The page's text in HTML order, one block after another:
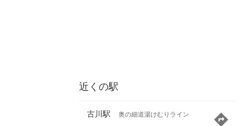
近くの駅
古川駅 奥の細道湯けむりライン